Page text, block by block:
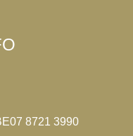
8721 3990